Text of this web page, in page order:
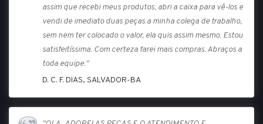
assim que recebi meus produtos, abri a caixa para vê-los e
vendi de imediato duas peças a minha colega de trabalho,
sem nem ter colocado o valor, ela quis assim mesmo. Estou
satisfeitíssima. Com certeza farei mais compras. Abraços a
toda equipe."
D. C. F. DIAS, SALVADOR-BA